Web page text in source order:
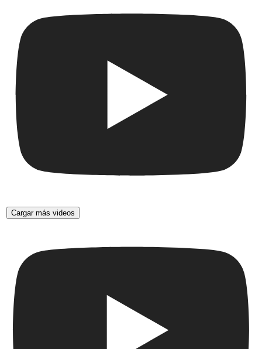
Cargar más videos